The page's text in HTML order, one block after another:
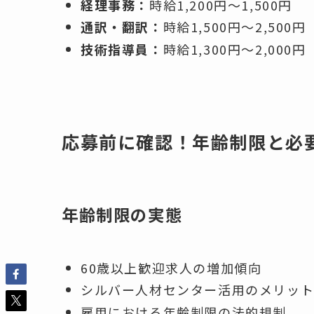
経理事務： 時給1,200円～1,500円
通訳・翻訳： 時給1,500円～2,500円
技術指導員： 時給1,300円～2,000円
応募前に確認！年齢制限と必
年齢制限の実態
60歳以上歓迎求人の増加傾向
シルバー人材センター活用のメリット